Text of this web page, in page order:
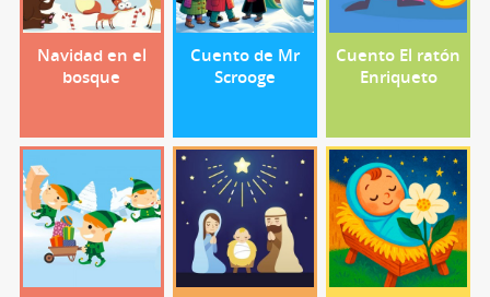
Navidad en el
bosque
Cuento de Mr
Scrooge
Cuento El ratón
Enriqueto